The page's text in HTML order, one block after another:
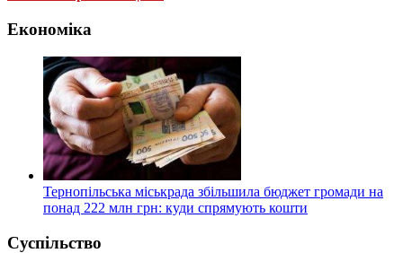
Економіка
Тернопільська міськрада збільшила бюджет громади на
понад 222 млн грн: куди спрямують кошти
Суспільство